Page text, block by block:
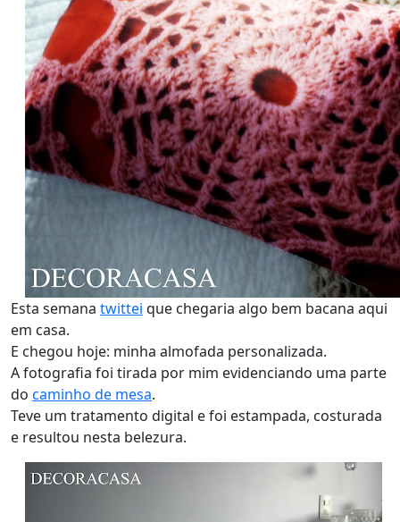
Esta semana twittei que chegaria algo bem bacana aqui
em casa.
E chegou hoje: minha almofada personalizada.
A fotografia foi tirada por mim evidenciando uma parte
do caminho de mesa.
Teve um tratamento digital e foi estampada, costurada
e resultou nesta belezura.